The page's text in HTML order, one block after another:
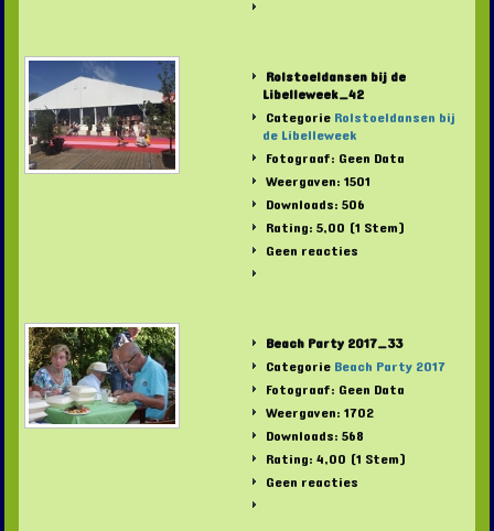
Rolstoeldansen bij de
Libelleweek_42
CategorieRolstoeldansen bij
de Libelleweek
Fotograaf: Geen Data
Weergaven: 1501
Downloads: 506
Rating: 5,00 (1 Stem)
Geen reacties
Beach Party 2017_33
CategorieBeach Party 2017
Fotograaf: Geen Data
Weergaven: 1702
Downloads: 568
Rating: 4,00 (1 Stem)
Geen reacties